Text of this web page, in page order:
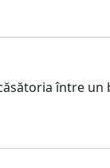
între un